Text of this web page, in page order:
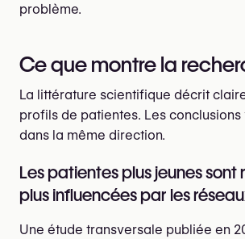
problème.
Ce que montre la
La littérature scientifique décrit
profils de patientes. Les conclusions
dans la même direction.
Les patientes plus jeunes sont
plus influencées par les
Une étude transversale publiée en